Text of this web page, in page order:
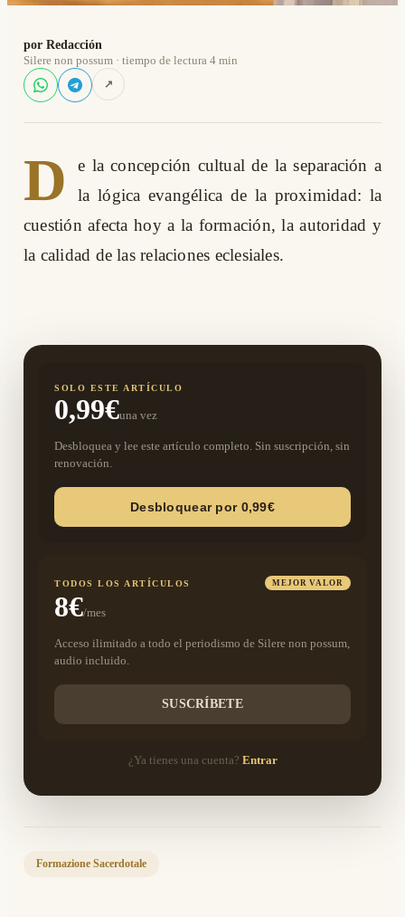
por Redacción
Silere non possum · tiempo de lectura 4 min
↗
D
e la concepción cultual de la separación a
la lógica evangélica de la proximidad: la
cuestión afecta hoy a la formación, la autoridad y
la calidad de las relaciones eclesiales.
SOLO ESTE ARTÍCULO
0,99€una vez
Desbloquea y lee este artículo completo. Sin suscripción, sin
renovación.
Desbloquear por 0,99€
TODOS LOS ARTÍCULOS MEJOR VALOR
8€/mes
Acceso ilimitado a todo el periodismo de Silere non possum,
audio incluido.
SUSCRÍBETE
¿Ya tienes una cuenta? Entrar
Formazione Sacerdotale